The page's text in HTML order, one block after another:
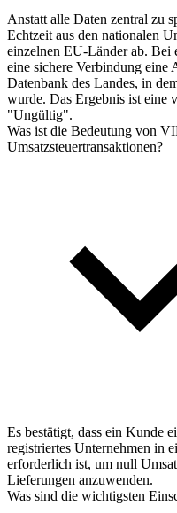
Anstatt alle Daten zentral zu
Echtzeit aus den nationalen
einzelnen EU-Länder ab. Bei
eine sichere Verbindung eine
Datenbank des Landes, in
wurde. Das Ergebnis ist
"Ungültig".
Was ist die Bedeutung von
Umsatzsteuertransaktionen?
Es bestätigt, dass ein Kunde
registriertes Unternehmen in
erforderlich ist, um null
Lieferungen anzuwenden.
Was sind die wichtigsten